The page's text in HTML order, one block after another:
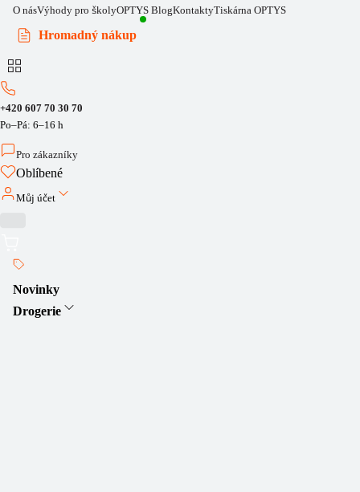
O násVýhody pro školyOPTYS BlogKontaktyTiskárna OPTYS
Hromadný nákup
+420 607 70 30 70
Po–Pá: 6–16 h
Pro zákazníky
Oblíbené
Můj účet
Novinky
Drogerie